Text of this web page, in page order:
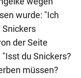
wurde: "Ich
Snickers
der Seite
du Snickers?
müssen?